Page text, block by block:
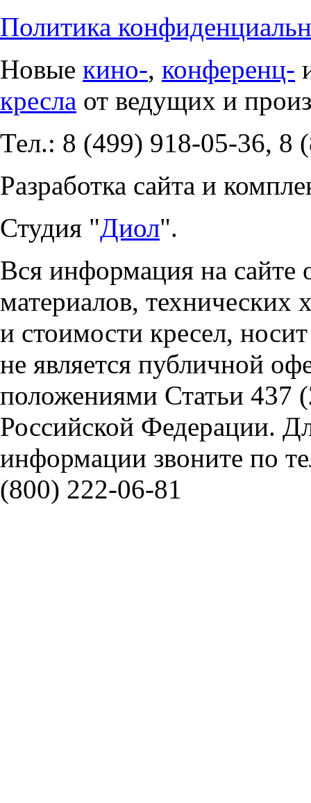
Политика
Новые кино-, конференц-
кресла от ведущих и
Тел.: 8 (499) 918-05-36, 8
Разработка сайта и
Студия "Диол".
Вся информация на сайте
материалов, технических
и стоимости кресел,
не является публичной
положениями Статьи 437
Российской Федерации.
информации звоните по
(800) 222-06-81